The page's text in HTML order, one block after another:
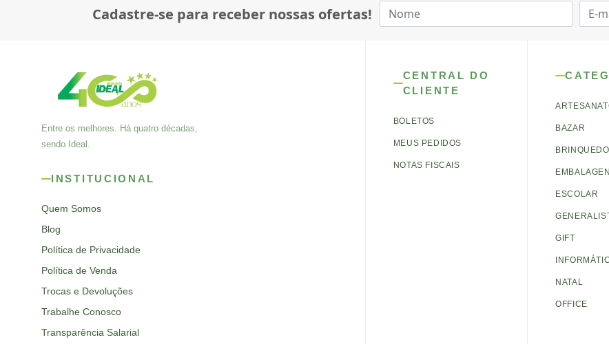
Cadastre-se para receber nossas ofertas!
Entre os melhores. Há quatro décadas,
sendo Ideal.
INSTITUCIONAL
Quem Somos
Blog
Política de Privacidade
Política de Venda
Trocas e Devoluções
Trabalhe Conosco
Transparência Salarial
CENTRAL DO
CLIENTE
BOLETOS
MEUS PEDIDOS
NOTAS FISCAIS
BAZAR
BRINQUEDO
ESCOLAR
GIFT
NATAL
OFFICE